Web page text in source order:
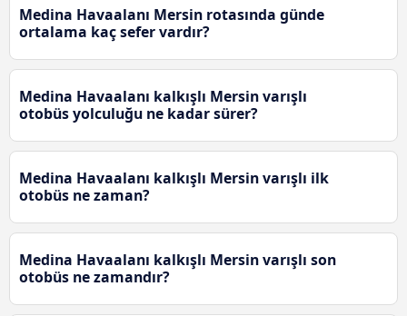
Medina Havaalanı Mersin rotasında günde
ortalama kaç sefer vardır?
Medina Havaalanı kalkışlı Mersin varışlı
otobüs yolculuğu ne kadar sürer?
Medina Havaalanı kalkışlı Mersin varışlı ilk
otobüs ne zaman?
Medina Havaalanı kalkışlı Mersin varışlı son
otobüs ne zamandır?